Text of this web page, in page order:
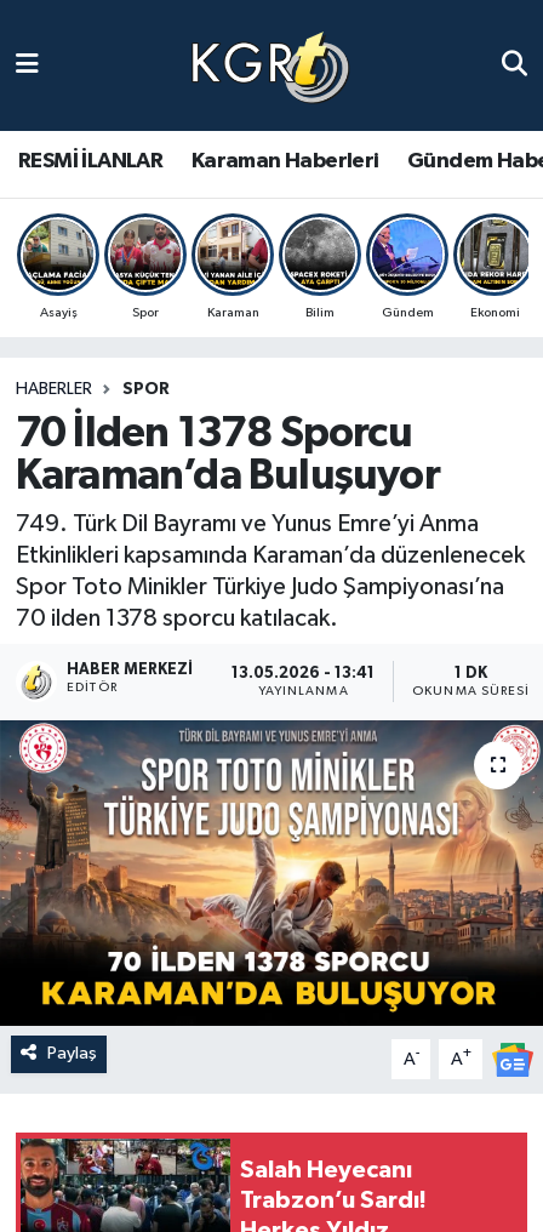
RESMİ İLANLAR Karaman Haberleri Gündem
Asayiş Spor Karaman Bilim Gündem Ekonomi
HABERLER SPOR
70 İlden 1378 Sporcu
Karaman’da Buluşuyor
749. Türk Dil Bayramı ve Yunus Emre’yi Anma
Etkinlikleri kapsamında Karaman’da düzenlenecek
Spor Toto Minikler Türkiye Judo Şampiyonası’na
70 ilden 1378 sporcu katılacak.
HABER MERKEZI
EDITÖR
13.05.2026 - 13:41
YAYINLANMA
1 DK
OKUNMA SÜRESI
Paylaş A- A+
Salah Heyecanı
Trabzon’u Sardı!
Gündem Haberleri
Güncel Haberler
Spor Haberleri
Ulusal Haberler
Vefat Edenler